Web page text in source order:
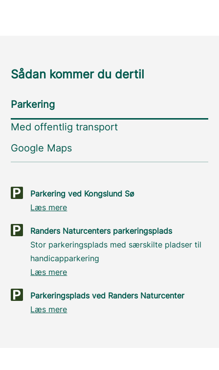
Sådan kommer du dertil
Parkering
Med offentlig transport
Google Maps
Parkering ved Kongslund Sø
Læs mere
Randers Naturcenters parkeringsplads
Stor parkeringsplads med særskilte pladser til
handicapparkering
Læs mere
Parkeringsplads ved Randers Naturcenter
Læs mere